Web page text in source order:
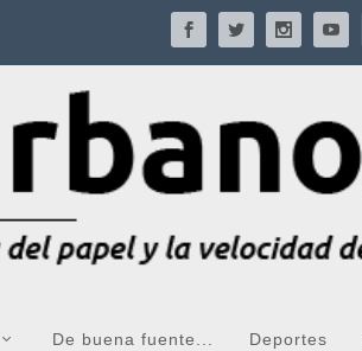
De buena fuente... Deportes